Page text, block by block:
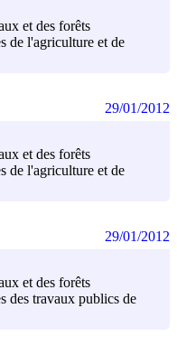
et des forêts
de l'agriculture et de
et des forêts
de l'agriculture et de
29/01/2012
et des forêts
des travaux publics de
29/01/2012